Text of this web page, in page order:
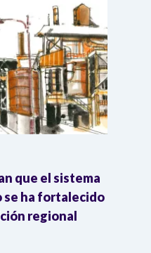
que el sistema
se ha fortalecido
regional